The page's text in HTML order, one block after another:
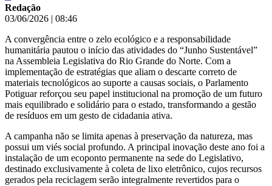
Redação
03/06/2026 | 08:46
A convergência entre o zelo ecológico e a responsabilidade
humanitária pautou o início das atividades do “Junho Sustentável”
na Assembleia Legislativa do Rio Grande do Norte. Com a
implementação de estratégias que aliam o descarte correto de
materiais tecnológicos ao suporte a causas sociais, o Parlamento
Potiguar reforçou seu papel institucional na promoção de um futuro
mais equilibrado e solidário para o estado, transformando a gestão
de resíduos em um gesto de cidadania ativa.
A campanha não se limita apenas à preservação da natureza, mas
possui um viés social profundo. A principal inovação deste ano foi a
instalação de um ecoponto permanente na sede do Legislativo,
destinado exclusivamente à coleta de lixo eletrônico, cujos recursos
gerados pela reciclagem serão integralmente revertidos para o